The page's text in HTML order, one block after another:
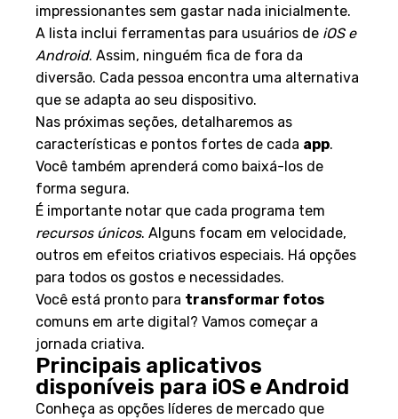
impressionantes sem gastar nada inicialmente.
A lista inclui ferramentas para usuários de iOS e
Android. Assim, ninguém fica de fora da
diversão. Cada pessoa encontra uma alternativa
que se adapta ao seu dispositivo.
Nas próximas seções, detalharemos as
características e pontos fortes de cada app.
Você também aprenderá como baixá-los de
forma segura.
É importante notar que cada programa tem
recursos únicos. Alguns focam em velocidade,
outros em efeitos criativos especiais. Há opções
para todos os gostos e necessidades.
Você está pronto para transformar fotos
comuns em arte digital? Vamos começar a
jornada criativa.
Principais aplicativos
disponíveis para iOS e Android
Conheça as opções líderes de mercado que